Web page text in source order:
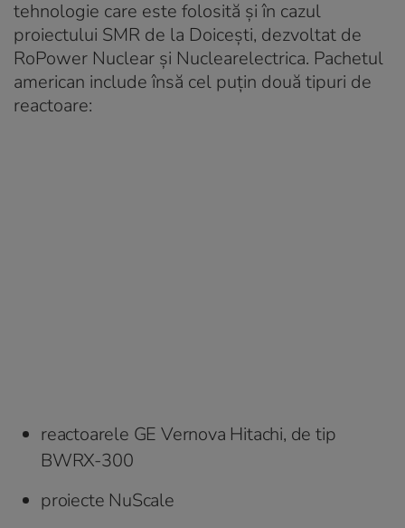
tehnologie care este folosită și în cazul
proiectului SMR de la Doicești, dezvoltat de
RoPower Nuclear și Nuclearelectrica. Pachetul
american include însă cel puțin două tipuri de
reactoare:
reactoarele GE Vernova Hitachi, de tip
BWRX-300
proiecte NuScale